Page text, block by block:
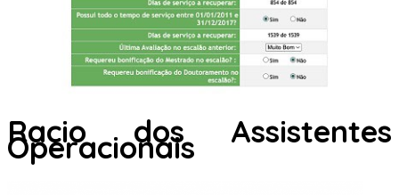
Racio dos Assistentes
Operacionais